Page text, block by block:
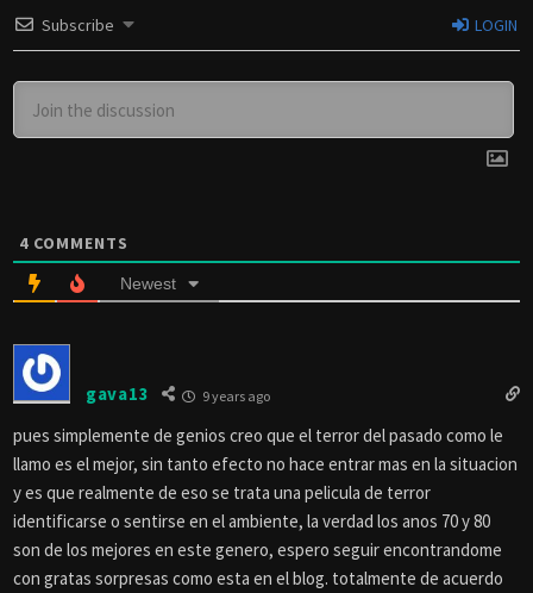
Subscribe LOGIN
4 COMMENTS
Newest
gava13 9 years ago
pues simplemente de genios creo que el terror del pasado como le
llamo es el mejor, sin tanto efecto no hace entrar mas en la situacion
y es que realmente de eso se trata una pelicula de terror
identificarse o sentirse en el ambiente, la verdad los anos 70 y 80
son de los mejores en este genero, espero seguir encontrandome
con gratas sorpresas como esta en el blog. totalmente de acuerdo